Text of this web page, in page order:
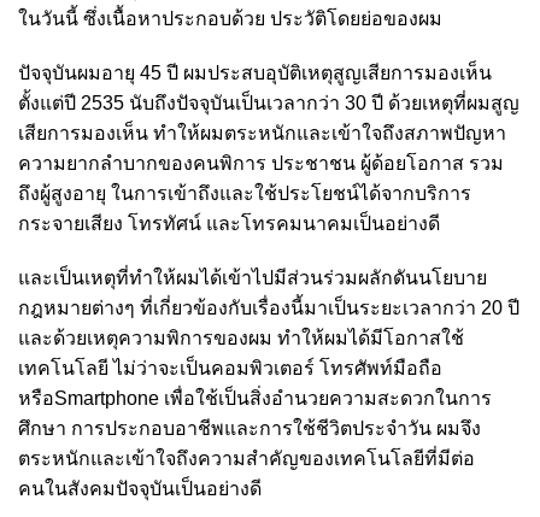
ในวันนี้ ซึ่งเนื้อหาประกอบด้วย ประวัติโดยย่อของผม
ปัจจุบันผมอายุ 45 ปี ผมประสบอุบัติเหตุสูญเสียการมองเห็น
ตั้งแต่ปี 2535 นับถึงปัจจุบันเป็นเวลากว่า 30 ปี ด้วยเหตุที่ผมสูญ
เสียการมองเห็น ทำให้ผมตระหนักและเข้าใจถึงสภาพปัญหา
ความยากลำบากของคนพิการ ประชาชน ผู้ด้อยโอกาส รวม
ถึงผู้สูงอายุ ในการเข้าถึงและใช้ประโยชน์ได้จากบริการ
กระจายเสียง โทรทัศน์ และโทรคมนาคมเป็นอย่างดี
และเป็นเหตุที่ทำให้ผมได้เข้าไปมีส่วนร่วมผลักดันนโยบาย
กฎหมายต่างๆ ที่เกี่ยวข้องกับเรื่องนี้มาเป็นระยะเวลากว่า 20 ปี
และด้วยเหตุความพิการของผม ทำให้ผมได้มีโอกาสใช้
เทคโนโลยี ไม่ว่าจะเป็นคอมพิวเตอร์ โทรศัพท์มือถือ
หรือSmartphone เพื่อใช้เป็นสิ่งอำนวยความสะดวกในการ
ศึกษา การประกอบอาชีพและการใช้ชีวิตประจำวัน ผมจึง
ตระหนักและเข้าใจถึงความสำคัญของเทคโนโลยีที่มีต่อ
คนในสังคมปัจจุบันเป็นอย่างดี